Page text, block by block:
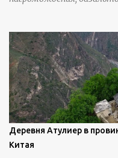
Деревня Атулиер в
Китая